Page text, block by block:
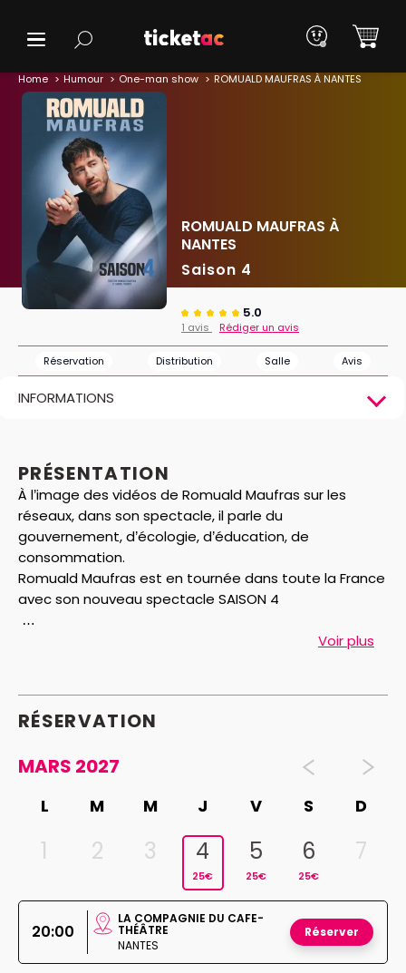
Home Humour One-man show ROMUALD MAUFRAS À NANTES
ROMUALD MAUFRAS À
NANTES
Saison 4
5.0
1 avis Rédiger un avis
Réservation Distribution Salle Avis
INFORMATIONS
PRÉSENTATION
À l’image des vidéos de Romuald Maufras sur les
réseaux, dans son spectacle, il parle du
gouvernement, d’écologie, d’éducation, de
consommation.
Romuald Maufras est en tournée dans toute la France
avec son nouveau spectacle SAISON 4
Voir plus
RÉSERVATION
MARS 2027
L M M J V S D
1 2 3 4
25€
5
25€
6
25€
7
20:00
LA COMPAGNIE DU CAFE-
THÉÂTRE
NANTES
Réserver